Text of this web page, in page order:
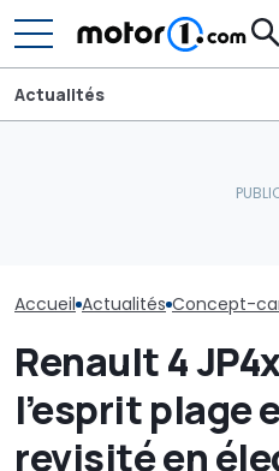
Actualités
Accueil Actualités Concept-
Renault 4
l’esprit plage
revisité en